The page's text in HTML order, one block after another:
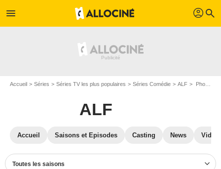
menu profil search
Accueil Séries Séries TV les plus populaires Séries Comédie ALF Photos ALF
ALF
Accueil Saisons et Episodes Casting News
Toutes les saisons